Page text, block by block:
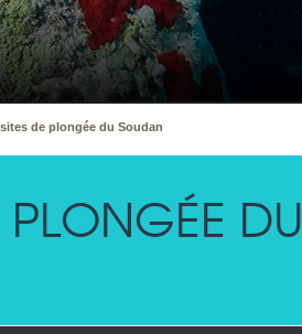
de plongée du Soudan
PLONGÉE DU